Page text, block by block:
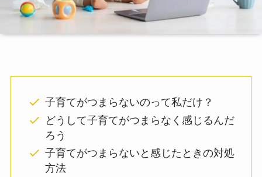
子育てがつまらないのって私だけ？
どうして子育てがつまらなく感じるんだ
ろう
子育てがつまらないと感じたときの対処
方法